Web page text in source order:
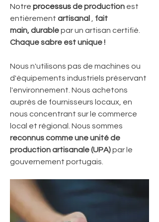
Notre processusde production est
entièrement artisanal
fait
main, durablepar un artisan certifié.
Chaque sabre est unique !
Nous n'utilisons pas de machines ou
d'équipements industriels préservant
l'environnement. Nous achetons
auprès de fournisseurs locaux, en
nous concentrant sur le commerce
local et régional. Nous sommes
reconnus comme une unité de
production artisanale (UPA)par le
gouvernement portugais.